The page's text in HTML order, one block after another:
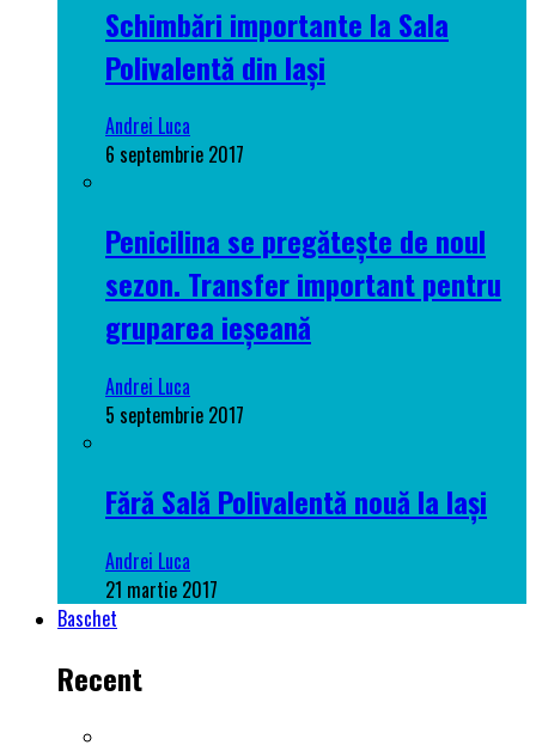
Schimbări importante la Sala
Polivalentă din Iași
Andrei Luca
6 septembrie 2017
Penicilina se pregătește de noul
sezon. Transfer important pentru
gruparea ieșeană
Andrei Luca
5 septembrie 2017
Fără Sală Polivalentă nouă la Iași
Andrei Luca
21 martie 2017
Baschet
Recent